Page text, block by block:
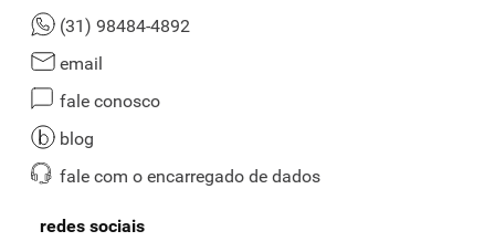
(31) 98484-4892
email
fale conosco
blog
fale com o encarregado de dados
redes sociais